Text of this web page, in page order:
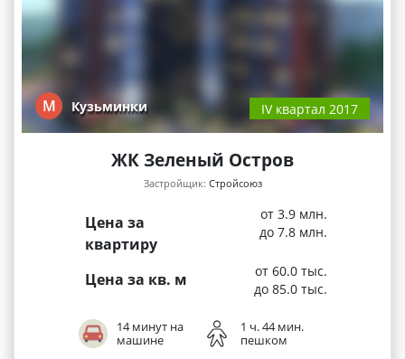
М Кузьминки IV квартал 2017
ЖК Зеленый Остров
Застройщик: Стройсоюз
Цена за
квартиру
от 3.9 млн.
до 7.8 млн.
Цена за кв. м
от 60.0 тыс.
до 85.0 тыс.
14 минут на
машине
1 ч. 44 мин.
пешком